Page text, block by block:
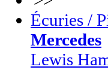
Écuries /
Mercedes
Lewis